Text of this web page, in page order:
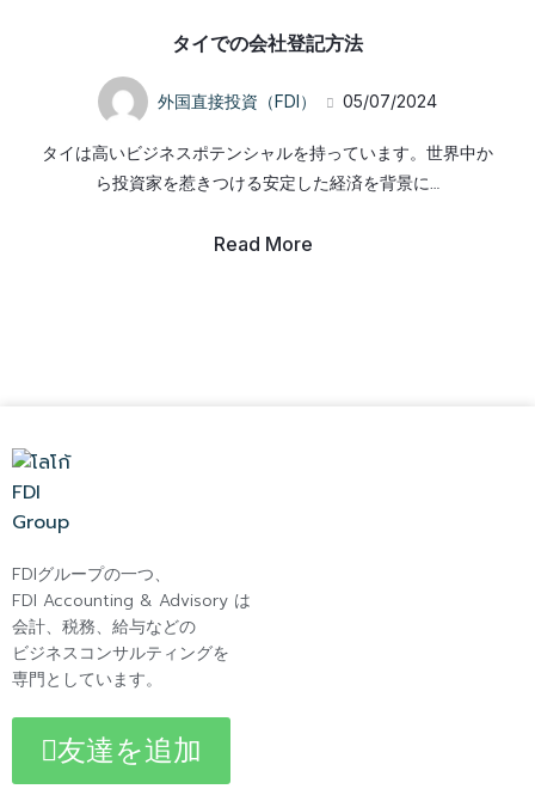
タイでの会社登記方法
外国直接投資（FDI） 05/07/2024
タイは高いビジネスポテンシャルを持っています。世界中か
ら投資家を惹きつける安定した経済を背景に…
Read More
FDIグループの一つ、
FDI Accounting & Advisory は
会計、税務、給与などの
ビジネスコンサルティングを
専門としています。
友達を追加